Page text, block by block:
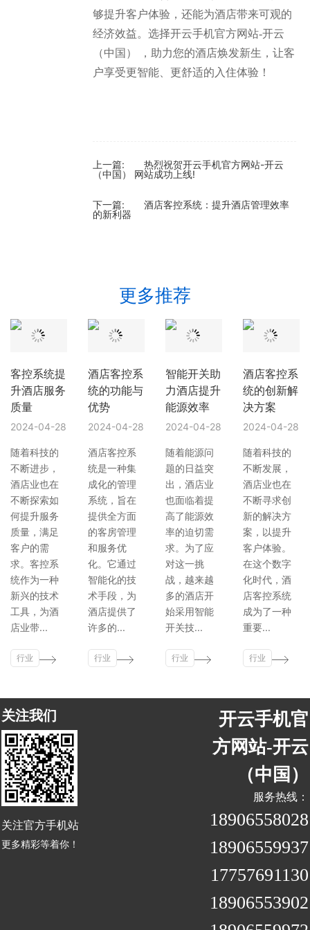
够提升客户体验，还能为酒店带来可观的
经济效益。选择开云手机官方网站-开云
（中国） ，助力您的酒店焕发新生，让客
户享受更智能、更舒适的入住体验！
上一篇:
热烈祝贺开云手机官方网站-开云
（中国） 网站成功上线!
下一篇:
酒店客控系统：提升酒店管理效率
的新利器
更多推荐
客控系统提
升酒店服务
质量
2024-04-28
随着科技的
不断进步，
酒店业也在
不断探索如
何提升服务
质量，满足
客户的需
求。客控系
统作为一种
新兴的技术
工具，为酒
店业带...
行业
酒店客控系
统的功能与
优势
2024-04-28
酒店客控系
统是一种集
成化的管理
系统，旨在
提供全方面
的客房管理
和服务优
化。它通过
智能化的技
术手段，为
酒店提供了
许多的...
行业
智能开关助
力酒店提升
能源效率
2024-04-28
随着能源问
题的日益突
出，酒店业
也面临着提
高了能源效
率的迫切需
求。为了应
对这一挑
战，越来越
多的酒店开
始采用智能
开关技...
行业
酒店客控系
统的创新解
决方案
2024-04-28
随着科技的
不断发展，
酒店业也在
不断寻求创
新的解决方
案，以提升
客户体验。
在这个数字
化时代，酒
店客控系统
成为了一种
重要...
行业
关注我们
关注官方手机站
更多精彩等着你！
开云手机官
方网站-开云
（中国）
服务热线：
18906558028
18906559937
17757691130
18906553902